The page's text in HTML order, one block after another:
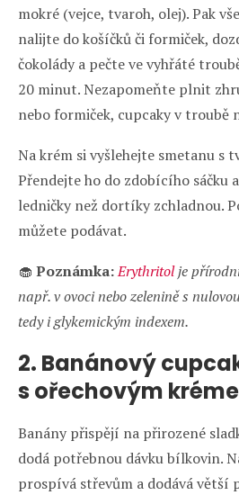
mokré (vejce, tvaroh, olej). Pak
nalijte do košíčků či formiček,
čokolády a pečte ve vyhřáté
20 minut. Nezapomeňte plnit
nebo formiček, cupcaky v troubě
Na krém si vyšlehejte smetanu s
Přendejte ho do zdobícího sáčku
ledničky než dortíky zchladnou.
můžete podávat.
🧁 Poznámka:Erythritolje
např. v ovoci nebo zelenině s
tedy i glykemickým indexem.
2. Banánový
s ořechovým
Banány přispějí na přirozené
dodá potřebnou dávku bílkovin.
prospívá střevům a dodává větší